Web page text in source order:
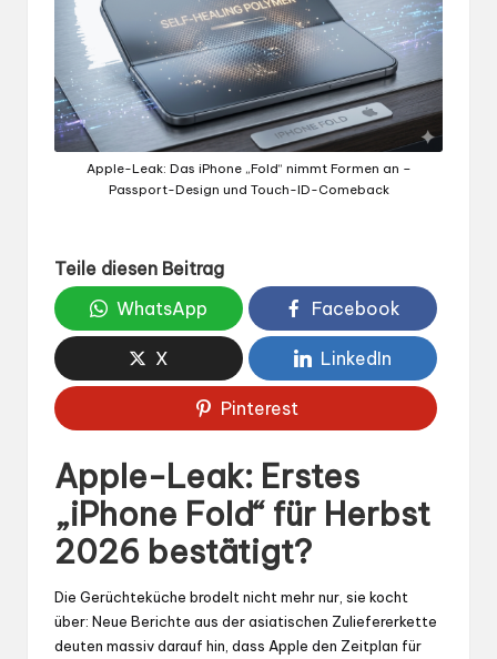
Apple-Leak: Das iPhone „Fold“ nimmt Formen an –
Passport-Design und Touch-ID-Comeback
Teile diesen Beitrag
WhatsApp
Facebook
X LinkedIn
Pinterest
Apple-Leak: Erstes
„iPhone Fold“ für Herbst
2026 bestätigt?
Die Gerüchteküche brodelt nicht mehr nur, sie kocht
über: Neue Berichte aus der asiatischen Zuliefererkette
deuten massiv darauf hin, dass Apple den Zeitplan für